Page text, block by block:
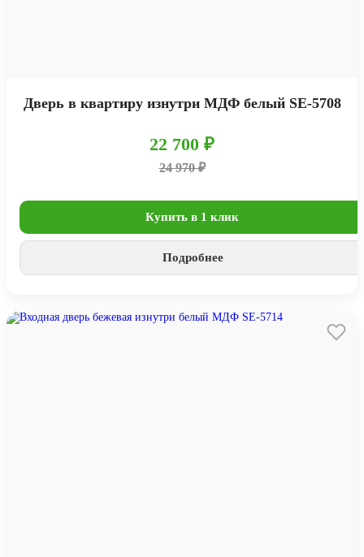
Дверь в квартиру изнутри МДФ белый SE-5708
22 700 ₽
24 970 ₽
Купить в 1 клик
Подробнее